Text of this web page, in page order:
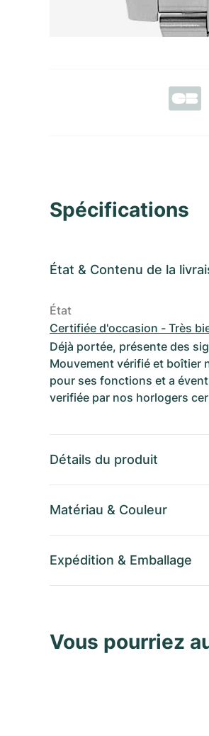
Spécifications
État & Contenu de la
État
Certifiée d'occasion - Très
Déjà portée, présente des
Mouvement vérifié et boîtier
pour ses fonctions et a
verifiée par nos horlogers
Détails du produit
Matériau & Couleur
Expédition & Emballage
Vous pourriez